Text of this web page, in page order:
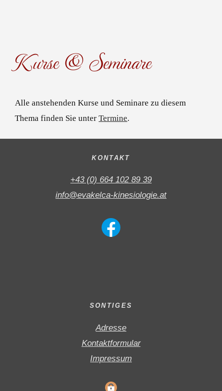
Kurse & Seminare
Alle anstehenden Kurse und Seminare zu diesem
Thema finden Sie unter Termine.
KONTAKT
+43 (0) 664 102 89 39
info@evakelca-kinesiologie.at
SONTIGES
Adresse
Kontaktformular
Impressum